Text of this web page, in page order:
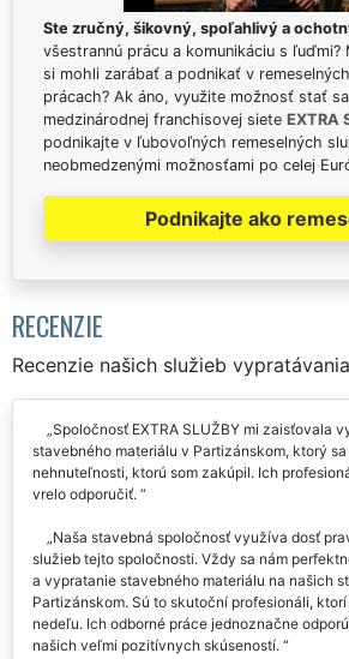
Ste zručný, šikovný, spoľahlivý a
všestrannú prácu a komunikáciu s
si mohli zarábať a podnikať v
prácach? Ak áno, využite možnosť stať
medzinárodnej franchisovej siete EXTRA
podnikajte v ľubovoľných remeselných
neobmedzenými možnosťami po celej
Podnikajte ako
RECENZIE
Recenzie našich služieb
Spoločnosť EXTRA SLUŽBY mi zaisťovala
stavebného materiálu v Partizánskom, ktorý
nehnuteľnosti, ktorú som zakúpil. Ich
vrelo odporučiť.
Naša stavebná spoločnosť využíva dosť
služieb tejto spoločnosti. Vždy sa nám
a vypratanie stavebného materiálu na našich
Partizánskom. Sú to skutoční profesionáli,
nedeľu. Ich odborné práce jednoznačne
našich veľmi pozitívnych skúseností.